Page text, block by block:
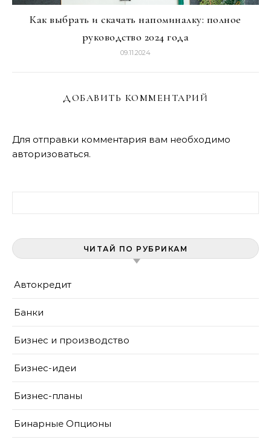
Как выбрать и скачать напоминалку: полное
руководство 2024 года
09.11.2024
ДОБАВИТЬ КОММЕНТАРИЙ
Для отправки комментария вам необходимо
авторизоваться.
ЧИТАЙ ПО РУБРИКАМ
Автокредит
Банки
Бизнес и производство
Бизнес-идеи
Бизнес-планы
Бинарные Опционы